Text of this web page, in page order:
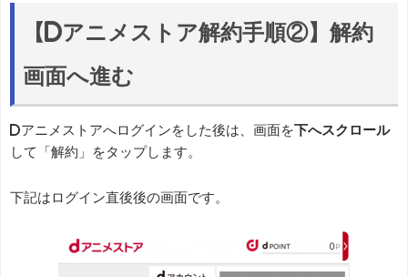
【dアニメストア解約手順②】解約
画面へ進む
dアニメストアへログインをした後は、画面を下へスクロール
して「解約」をタップします。
下記はログイン直後後の画面です。